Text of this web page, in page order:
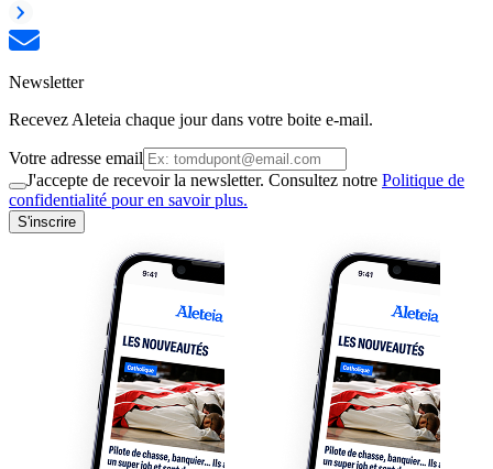
Newsletter
Recevez Aleteia chaque jour dans votre boite e-mail.
Votre adresse email
J'accepte de recevoir la newsletter. Consultez notre Politique de
confidentialité pour en savoir plus.
S'inscrire